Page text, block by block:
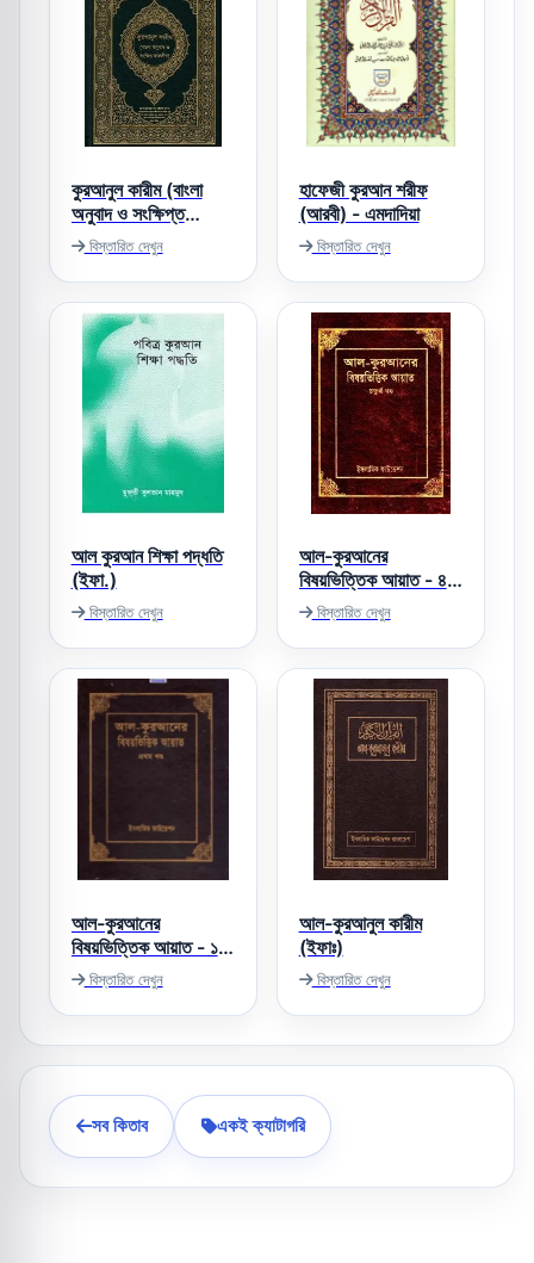
কুরআনুল কারীম (বাংলা
অনুবাদ ও সংক্ষিপ্ত
তাফসীর)
বিস্তারিত দেখুন
হাফেজী কুরআন শরীফ
(আরবী) - এমদাদিয়া
বিস্তারিত দেখুন
আল কুরআন শিক্ষা পদ্ধতি
(ইফা.)
বিস্তারিত দেখুন
আল-কুরআনের
বিষয়ভিত্তিক আয়াত - ৪র্থ
খন্ডবিস্তারিত দেখুন
আল-কুরআনের
বিষয়ভিত্তিক আয়াত - ১ম
খন্ডবিস্তারিত দেখুন
আল-কুরআনুল কারীম
(ইফাঃ)
বিস্তারিত দেখুন
সব কিতাব একই ক্যাটাগরি